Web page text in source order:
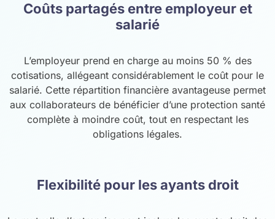
Coûts partagés entre employeur et
salarié
L’employeur prend en charge au moins 50 % des
cotisations, allégeant considérablement le coût pour le
salarié. Cette répartition financière avantageuse permet
aux collaborateurs de bénéficier d’une protection santé
complète à moindre coût, tout en respectant les
obligations légales.
Flexibilité pour les ayants droit